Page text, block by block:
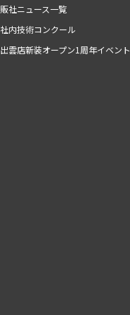
販社ニュース一覧
社内技術コンクール
出雲店新装オープン1周年イベント